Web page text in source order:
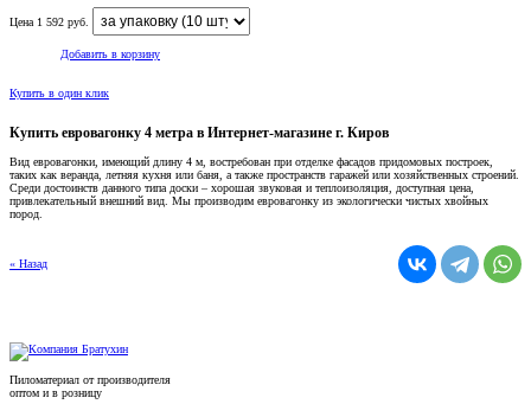
Цена 1 592 руб.
Добавить в корзину
Купить в один клик
Купить евровагонку 4 метра в Интернет-магазине г. Киров
Вид евровагонки, имеющий длину 4 м, востребован при отделке фасадов придомовых построек,
таких как веранда, летняя кухня или баня, а также пространств гаражей или хозяйственных строений.
Среди достоинств данного типа доски – хорошая звуковая и теплоизоляция, доступная цена,
привлекательный внешний вид. Мы производим евровагонку из экологически чистых хвойных
пород.
« Назад
Пиломатериал от производителя
оптом и в розницу